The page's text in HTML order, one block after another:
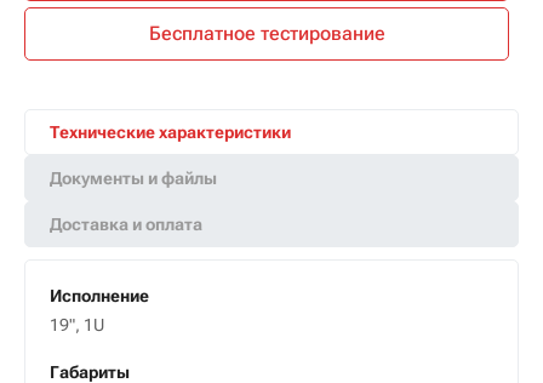
Бесплатное тестирование
Технические характеристики
Документы и файлы
Доставка и оплата
Исполнение
19", 1U
Габариты